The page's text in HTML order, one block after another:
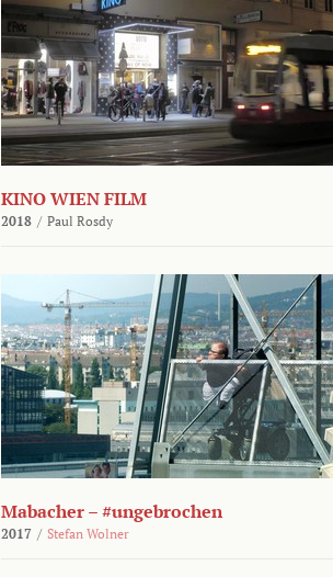
KINO WIEN FILM
2018 / Paul Rosdy
Mabacher – #ungebrochen
2017 / Stefan Wolner